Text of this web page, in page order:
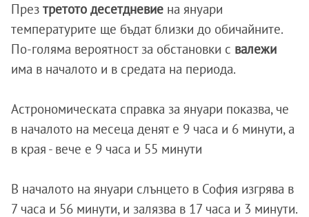
През третото десетдневие на януари
температурите ще бъдат близки до обичайните.
По-голяма вероятност за обстановки с валежи
има в началото и в средата на периода.
Астрономическата справка за януари показва, че
в началото на месеца денят е 9 часа и 6 минути, а
в края - вече е 9 часа и 55 минути
В началото на януари слънцето в София изгрява в
7 часа и 56 минути, и залязва в 17 часа и 3 минути.